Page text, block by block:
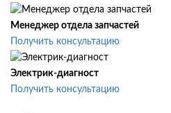
Менеджер отдела запчастей
Получить консультацию
Электрик-диагност
Получить консультацию